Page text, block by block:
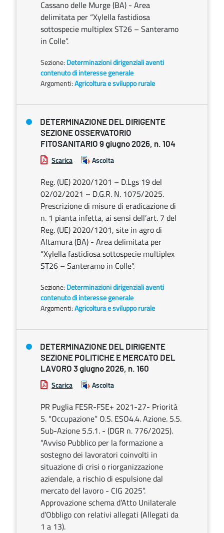
Cassano delle Murge (BA) - Area
delimitata per “Xylella fastidiosa
sottospecie multiplex ST26 – Santeramo
in Colle”.
Sezione: Determinazioni dirigenziali aventi
contenuto di interesse generale
Argomenti:Agricoltura e sviluppo rurale
DETERMINAZIONE DEL DIRIGENTE
SEZIONE OSSERVATORIO
FITOSANITARIO 9 giugno 2026, n. 104
Scarica Ascolta
Reg. (UE) 2020/1201 – D.Lgs 19 del
02/02/2021 – D.G.R. N. 1075/2025.
Prescrizione di misure di eradicazione di
n. 1 pianta infetta, ai sensi dell’art. 7 del
Reg. (UE) 2020/1201, site in agro di
Altamura (BA) - Area delimitata per
“Xylella fastidiosa sottospecie multiplex
ST26 – Santeramo in Colle”.
Sezione: Determinazioni dirigenziali aventi
contenuto di interesse generale
Argomenti:Agricoltura e sviluppo rurale
DETERMINAZIONE DEL DIRIGENTE
SEZIONE POLITICHE E MERCATO DEL
LAVORO 3 giugno 2026, n. 160
Scarica Ascolta
PR Puglia FESR-FSE+ 2021-27- Priorità
5. “Occupazione” O.S. ESO4.4. Azione. 5.5.
Sub-Azione 5.5.1. - (DGR n. 776/2025).
“Avviso Pubblico per la formazione a
sostegno dei lavoratori coinvolti in
situazione di crisi o riorganizzazione
aziendale, a rischio di espulsione dal
mercato del lavoro - CIG 2025”.
Approvazione schema d’Atto Unilaterale
d’Obbligo con relativi allegati (Allegati da
1 a 13).